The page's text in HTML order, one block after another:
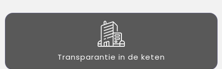
Transparantie in de keten